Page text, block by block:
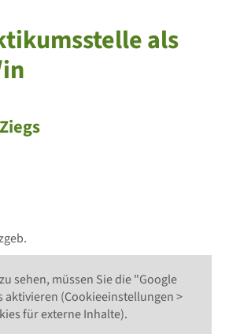
als
sehen, müssen Sie die "Google
aktivieren (Cookieeinstellungen >
für externe Inhalte).